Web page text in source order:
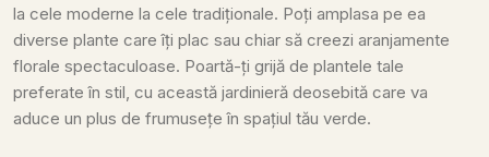
la cele moderne la cele tradiționale. Poți amplasa pe ea
diverse plante care îți plac sau chiar să creezi aranjamente
florale spectaculoase. Poartă-ți grijă de plantele tale
preferate în stil, cu această jardinieră deosebită care va
aduce un plus de frumusețe în spațiul tău verde.